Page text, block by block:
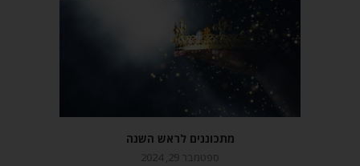
מתכוננים לראש השנה
ספטמבר 29, 2024